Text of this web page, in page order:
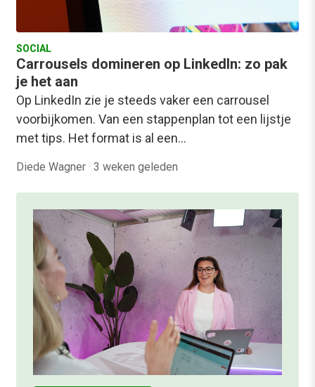
SOCIAL
Carrousels domineren op LinkedIn: zo pak
je het aan
Op LinkedIn zie je steeds vaker een carrousel
voorbijkomen. Van een stappenplan tot een lijstje
met tips. Het format is al een…
Diede Wagner · 3 weken geleden